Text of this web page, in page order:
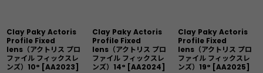
Clay Paky Actoris
Profile Fixed
lens（アクトリス プロ
ファイル フィックスレ
ンズ）10° [AA2023]
Clay Paky Actoris
Profile Fixed
lens（アクトリス プロ
ファイル フィックスレ
ンズ）14° [AA2024]
Clay Paky Actoris
Profile Fixed
lens（アクトリス プロ
ファイル フィックスレ
ンズ）19° [AA2025]